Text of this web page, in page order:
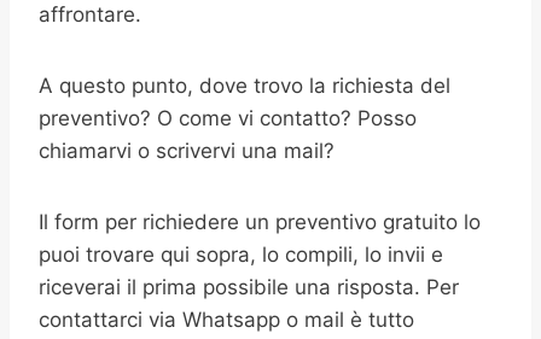
affrontare.
A questo punto, dove trovo la richiesta del
preventivo? O come vi contatto? Posso
chiamarvi o scrivervi una mail?
Il form per richiedere un preventivo gratuito lo
puoi trovare qui sopra, lo compili, lo invii e
riceverai il prima possibile una risposta. Per
contattarci via Whatsapp o mail è tutto